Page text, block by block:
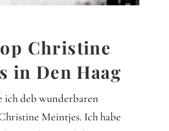
Christine
in Den Haag
ich deb wunderbaren
Meintjes. Ich habe